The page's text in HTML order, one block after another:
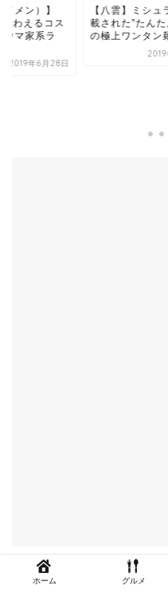
雲】ミシュランに掲
れた”たんたん亭”系
上ワンタン麺を食...
【らーめ
介系ラー
食べる！
【魔
ホーム グルメ